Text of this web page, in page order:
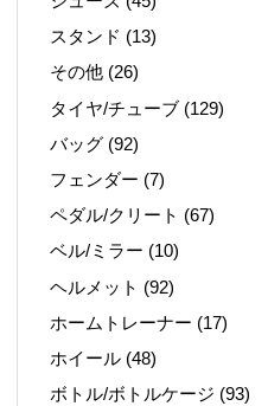
スタンド (13)
その他 (26)
タイヤ/チューブ (129)
バッグ (92)
フェンダー (7)
ペダル/クリート (67)
ベル/ミラー (10)
ヘルメット (92)
ホームトレーナー (17)
ホイール (48)
ボトル/ボトルケージ (93)